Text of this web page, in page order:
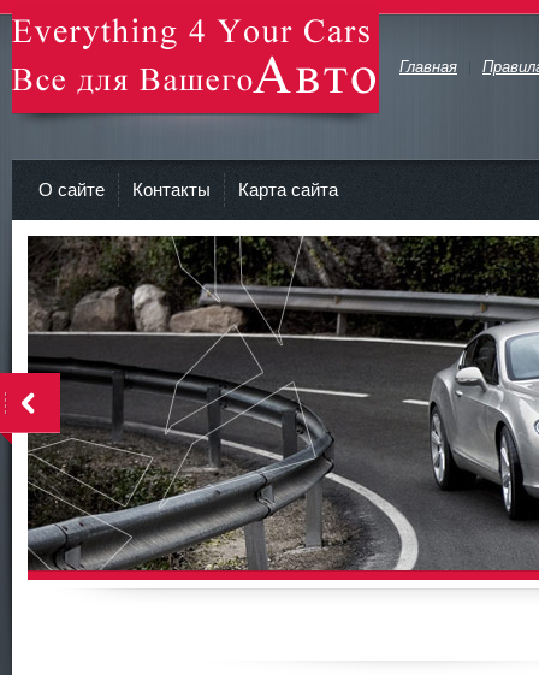
avto-zv.ru - Все для Вашего авто
Главная
О сайте Контакты Карта сайта